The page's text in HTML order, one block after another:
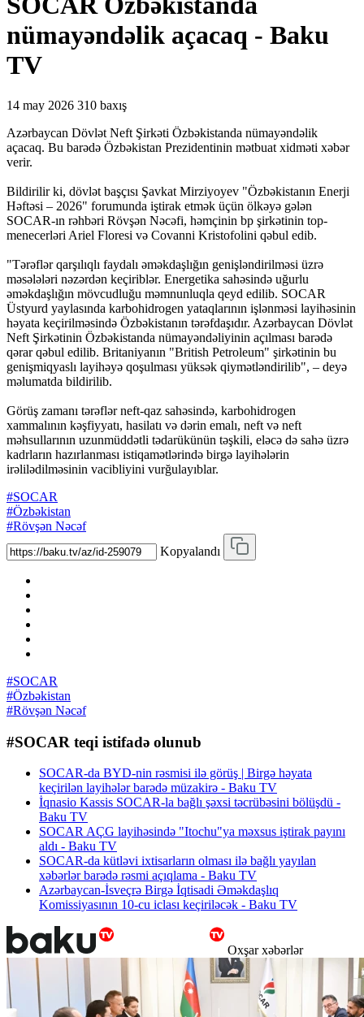
nümayəndəlik açacaq - Baku
TV
14 may 2026 310 baxış
Azərbaycan Dövlət Neft Şirkəti Özbəkistanda nümayəndəlik
açacaq. Bu barədə Özbəkistan Prezidentinin mətbuat xidməti xəbər
verir.
Bildirilir ki, dövlət başçısı Şavkat Mirziyoyev "Özbəkistanın Enerji
Həftəsi – 2026" forumunda iştirak etmək üçün ölkəyə gələn
SOCAR-ın rəhbəri Rövşən Nəcəfi, həmçinin bp şirkətinin top-
menecerləri Ariel Floresi və Covanni Kristofolini qəbul edib.
"Tərəflər qarşılıqlı faydalı əməkdaşlığın genişləndirilməsi üzrə
məsələləri nəzərdən keçiriblər. Energetika sahəsində uğurlu
əməkdaşlığın mövcudluğu məmnunluqla qeyd edilib. SOCAR
Üstyurd yaylasında karbohidrogen yataqlarının işlənməsi layihəsinin
həyata keçirilməsində Özbəkistanın tərəfdaşıdır. Azərbaycan Dövlət
Neft Şirkətinin Özbəkistanda nümayəndəliyinin açılması barədə
qərar qəbul edilib. Britaniyanın "British Petroleum" şirkətinin bu
genişmiqyaslı layihəyə qoşulması yüksək qiymətləndirilib", – deyə
məlumatda bildirilib.
Görüş zamanı tərəflər neft-qaz sahəsində, karbohidrogen
xammalının kəşfiyyatı, hasilatı və dərin emalı, neft və neft
məhsullarının uzunmüddətli tədarükünün təşkili, eləcə də sahə üzrə
kadrların hazırlanması istiqamətlərində birgə layihələrin
irəlilədilməsinin vacibliyini vurğulayıblar.
#SOCAR
#Özbəkistan
#Rövşən Nəcəf
Kopyalandı
#SOCAR
#Özbəkistan
#Rövşən Nəcəf
#SOCAR teqi istifadə olunub
SOCAR-da BYD-nin rəsmisi ilə görüş | Birgə həyata
keçirilən layihələr barədə müzakirə - Baku TV
İqnasio Kassis SOCAR-la bağlı şəxsi təcrübəsini bölüşdü -
Baku TV
SOCAR AÇG layihəsində "Itochu"ya məxsus iştirak payını
aldı - Baku TV
SOCAR-da kütləvi ixtisarların olması ilə bağlı yayılan
xəbərlər barədə rəsmi açıqlama - Baku TV
Azərbaycan-İsveçrə Birgə İqtisadi Əməkdaşlıq
Komissiyasının 10-cu iclası keçiriləcək - Baku TV
Oxşar xəbərlər